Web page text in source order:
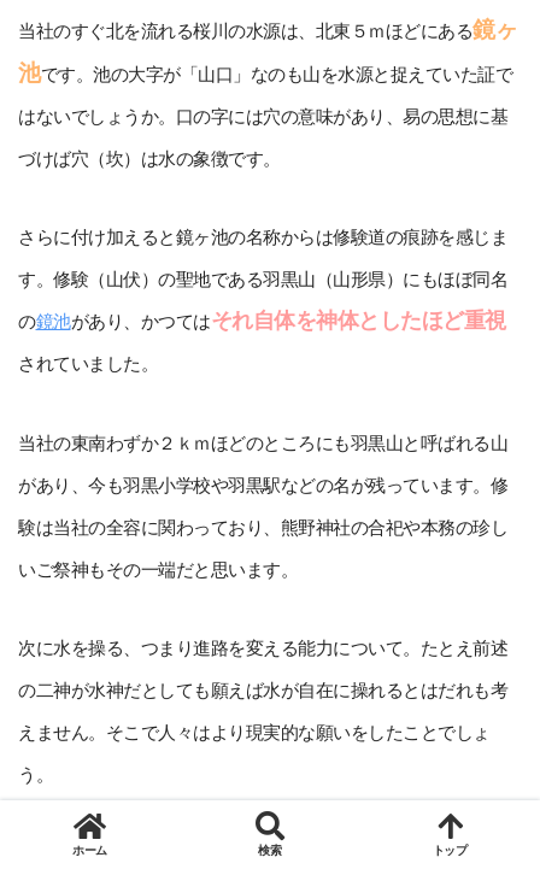
当社のすぐ北を流れる桜川の水源は、北東５ｍほどにある鏡ヶ
池です。池の大字が「山口」なのも山を水源と捉えていた証で
はないでしょうか。口の字には穴の意味があり、易の思想に基
づけば穴（坎）は水の象徴です。
さらに付け加えると鏡ヶ池の名称からは修験道の痕跡を感じま
す。修験（山伏）の聖地である羽黒山（山形県）にもほぼ同名
の鏡池があり、かつてはそれ自体を神体としたほど重視
されていました。
当社の東南わずか２ｋｍほどのところにも羽黒山と呼ばれる山
があり、今も羽黒小学校や羽黒駅などの名が残っています。修
験は当社の全容に関わっており、熊野神社の合祀や本務の珍し
いご祭神もその一端だと思います。
次に水を操る、つまり進路を変える能力について。たとえ前述
の二神が水神だとしても願えば水が自在に操れるとはだれも考
えません。そこで人々はより現実的な願いをしたことでしょ
う。
古い時代の治水といえば 土を使って水路や堤防などが造
ホーム 検索 トップ